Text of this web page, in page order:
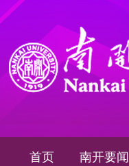
首页 南开要闻